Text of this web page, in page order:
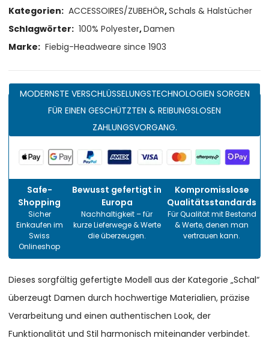
Kategorien: ACCESSOIRES/ZUBEHÖR,Schals & Halstücher
Schlagwörter: 100% Polyester,Damen
Marke: Fiebig-Headweare since 1903
MODERNSTE VERSCHLÜSSELUNGSTECHNOLOGIEN SORGEN
FÜR EINEN GESCHÜTZTEN & REIBUNGSLOSEN
ZAHLUNGSVORGANG.
Safe-
Shopping
Sicher
Einkaufen im
Swiss
Onlineshop
Bewusst gefertigt in
Europa
Nachhaltigkeit – für
kurze Lieferwege & Werte
die überzeugen.
Kompromisslose
Qualitätsstandards
Für Qualität mit Bestand
& Werte, denen man
vertrauen kann.
Dieses sorgfältig gefertigte Modell aus der Kategorie „Schal“
überzeugt Damen durch hochwertige Materialien, präzise
Verarbeitung und einen authentischen Look, der
Funktionalität und Stil harmonisch miteinander verbindet.